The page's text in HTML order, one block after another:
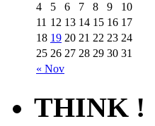
« Nov
4
5 6 7 8 9
10
11 12 13 14 15 16 17
18 19 20 21 22 23 24
25 26 27 28 29 30 31
THINK !